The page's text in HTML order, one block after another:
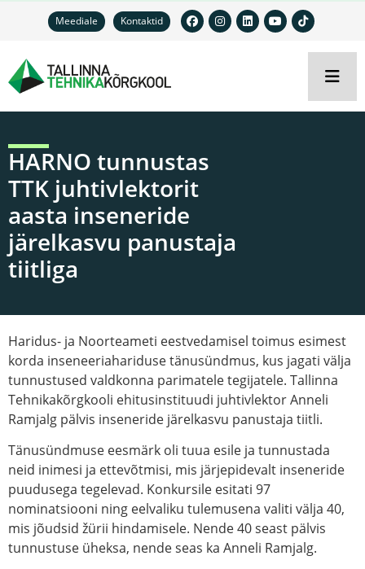
Meediale Kontaktid
HARNO tunnustas
TTK juhtivlektorit
aasta inseneride
järelkasvu panustaja
tiitliga
Haridus- ja Noorteameti eestvedamisel toimus esimest
korda inseneeriahariduse tänusündmus, kus jagati välja
tunnustused valdkonna parimatele tegijatele. Tallinna
Tehnikakõrgkooli ehitusinstituudi juhtivlektor Anneli
Ramjalg pälvis inseneride järelkasvu panustaja tiitli.
Tänusündmuse eesmärk oli tuua esile ja tunnustada
neid inimesi ja ettevõtmisi, mis järjepidevalt inseneride
puudusega tegelevad. Konkursile esitati 97
nominatsiooni ning eelvaliku tulemusena valiti välja 40,
mis jõudsid žürii hindamisele. Nende 40 seast pälvis
tunnustuse üheksa, nende seas ka Anneli Ramjalg.